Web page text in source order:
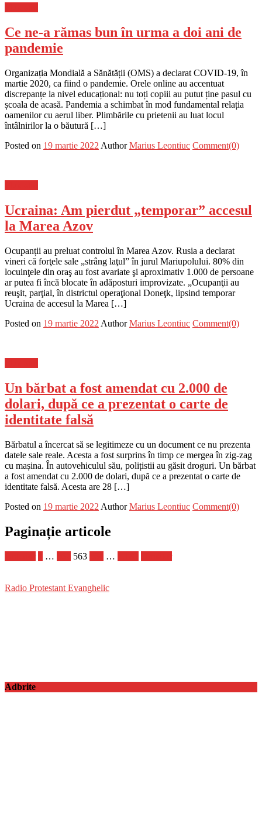
Ce ne-a rămas bun în urma a doi ani de
pandemie
Organizația Mondială a Sănătății (OMS) a declarat COVID-19, în
martie 2020, ca fiind o pandemie. Orele online au accentuat
discrepanțe la nivel educațional: nu toți copiii au putut ține pasul cu
școala de acasă. Pandemia a schimbat în mod fundamental relația
oamenilor cu aerul liber. Plimbările cu prietenii au luat locul
întâlnirilor la o băutură […]
Posted on 19 martie 2022 Author Marius Leontiuc Comment(0)
Ucraina: Am pierdut „temporar” accesul
la Marea Azov
Ocupanții au preluat controlul în Marea Azov. Rusia a declarat
vineri că forţele sale „strâng laţul” în jurul Mariupolului. 80% din
locuinţele din oraş au fost avariate şi aproximativ 1.000 de persoane
ar putea fi încă blocate în adăposturi improvizate. „Ocupanţii au
reuşit, parţial, în districtul operaţional Doneţk, lipsind temporar
Ucraina de accesul la Marea […]
Posted on 19 martie 2022 Author Marius Leontiuc Comment(0)
Un bărbat a fost amendat cu 2.000 de
dolari, după ce a prezentat o carte de
identitate falsă
Bărbatul a încercat să se legitimeze cu un document ce nu prezenta
datele sale reale. Acesta a fost surprins în timp ce mergea în zig-zag
cu mașina. În autovehiculul său, polițistii au găsit droguri. Un bărbat
a fost amendat cu 2.000 de dolari, după ce a prezentat o carte de
identitate falsă. Acesta are 28 […]
Posted on 19 martie 2022 Author Marius Leontiuc Comment(0)
Paginație articole
… 563 …
Radio Protestant Evanghelic
Adbrite